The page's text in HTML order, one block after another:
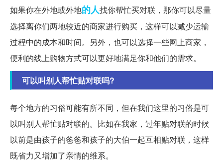
如果你在外地或外地的人找你帮忙买对联，那你可以尽量
选择离你们两地较近的商家进行购买，这样可以减少运输
过程中的成本和时间。另外，也可以选择一些网上商家，
便利的线上购物方式可以更好地满足你和他们的需求。
可以叫别人帮忙贴对联吗?
每个地方的习俗可能有所不同，但在我们这里的习俗是可
以叫别人帮忙贴对联的。比如在我家，过年贴对联的时候
以前是由孩子的爸爸和孩子的大伯一起互相贴对联，这样
既省力又增加了亲情的维系。